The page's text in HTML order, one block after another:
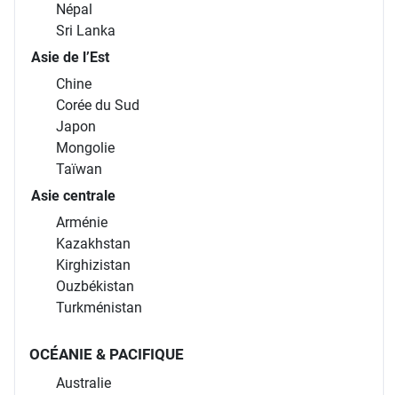
Népal
Sri Lanka
Asie de l’Est
Chine
Corée du Sud
Japon
Mongolie
Taïwan
Asie centrale
Arménie
Kazakhstan
Kirghizistan
Ouzbékistan
Turkménistan
OCÉANIE & PACIFIQUE
Australie